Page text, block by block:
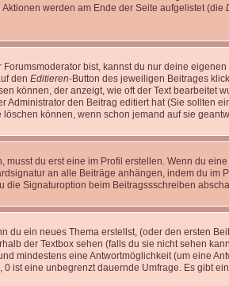
werden am Ende der Seite aufgelistet (die
bist, kannst du nur deine
den Editieren-Button des jeweiligen Beitrages
können, der anzeigt, wie oft der Text bearbeitet
Administrator den Beitrag editiert hat (Sie sollten
können, wenn schon jemand auf sie
du erst eine im Profil erstellen. Wenn du
an alle Beiträge anhängen, indem du im
die Signaturoption beim Beitragssschreiben
du ein neues Thema erstellst, (oder den ersten
der Textbox sehen (falls du sie nicht sehen
mindestens eine Antwortmöglichkeit (um eine
ist eine unbegrenzt dauernde Umfrage. Es gibt